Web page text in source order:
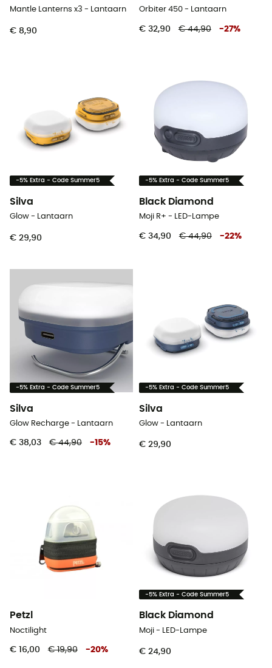
Mantle Lanterns x3 - Lantaarn
€ 8,90
Orbiter 450 - Lantaarn
€ 32,90 € 44,90 -27%
-5% Extra - Code Summer5
Silva
Glow - Lantaarn
€ 29,90
-5% Extra - Code Summer5
Black Diamond
Moji R+ - LED-Lampe
€ 34,90 € 44,90 -22%
-5% Extra - Code Summer5
Silva
Glow Recharge - Lantaarn
€ 38,03 € 44,90 -15%
-5% Extra - Code Summer5
Silva
Glow - Lantaarn
€ 29,90
Petzl
Noctilight
€ 16,00 € 19,90 -20%
-5% Extra - Code Summer5
Black Diamond
Moji - LED-Lampe
€ 24,90